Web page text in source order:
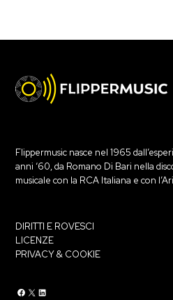
Flippermusic nasce nel 1965
anni ‘60, da Romano Di Bari nella
musicale con la RCA Italiana e con
DIRITTI E ROVESCI
LICENZE
PRIVACY & COOKIE
Flippermusic Facebook Flippermusic Twitter Flippermusic Linkedin